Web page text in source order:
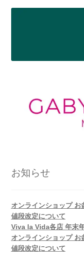
お知らせ
オンラインショップ お
値段改定について
Viva la Vida各店 年末
オンラインショップ お
値段改定について